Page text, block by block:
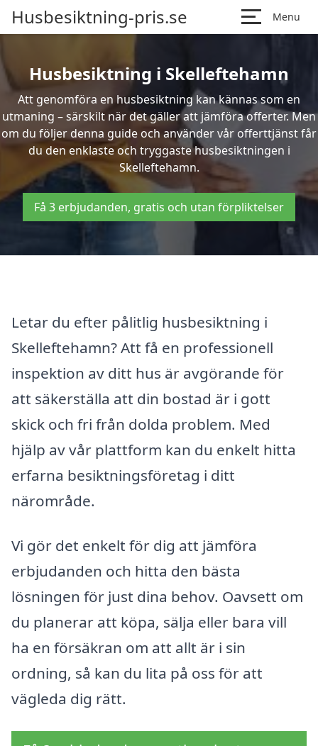
Husbesiktning-pris.se Menu
Husbesiktning i Skelleftehamn
Att genomföra en husbesiktning kan kännas som en
utmaning – särskilt när det gäller att jämföra offerter. Men
om du följer denna guide och använder vår offerttjänst får
du den enklaste och tryggaste husbesiktningen i
Skelleftehamn.
Få 3 erbjudanden, gratis och utan förpliktelser
Letar du efter pålitlig husbesiktning i
Skelleftehamn? Att få en professionell
inspektion av ditt hus är avgörande för
att säkerställa att din bostad är i gott
skick och fri från dolda problem. Med
hjälp av vår plattform kan du enkelt hitta
erfarna besiktningsföretag i ditt
närområde.
Vi gör det enkelt för dig att jämföra
erbjudanden och hitta den bästa
lösningen för just dina behov. Oavsett om
du planerar att köpa, sälja eller bara vill
ha en försäkran om att allt är i sin
ordning, så kan du lita på oss för att
vägleda dig rätt.